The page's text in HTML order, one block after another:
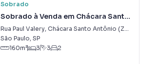
Sobrado
Sobrado à Venda em Chácara Santo
Antônio (Zona Sul)
Rua Paul Valery, Chácara Santo Antônio (Zona Sul)
São Paulo, SP
160m² 3 3 2